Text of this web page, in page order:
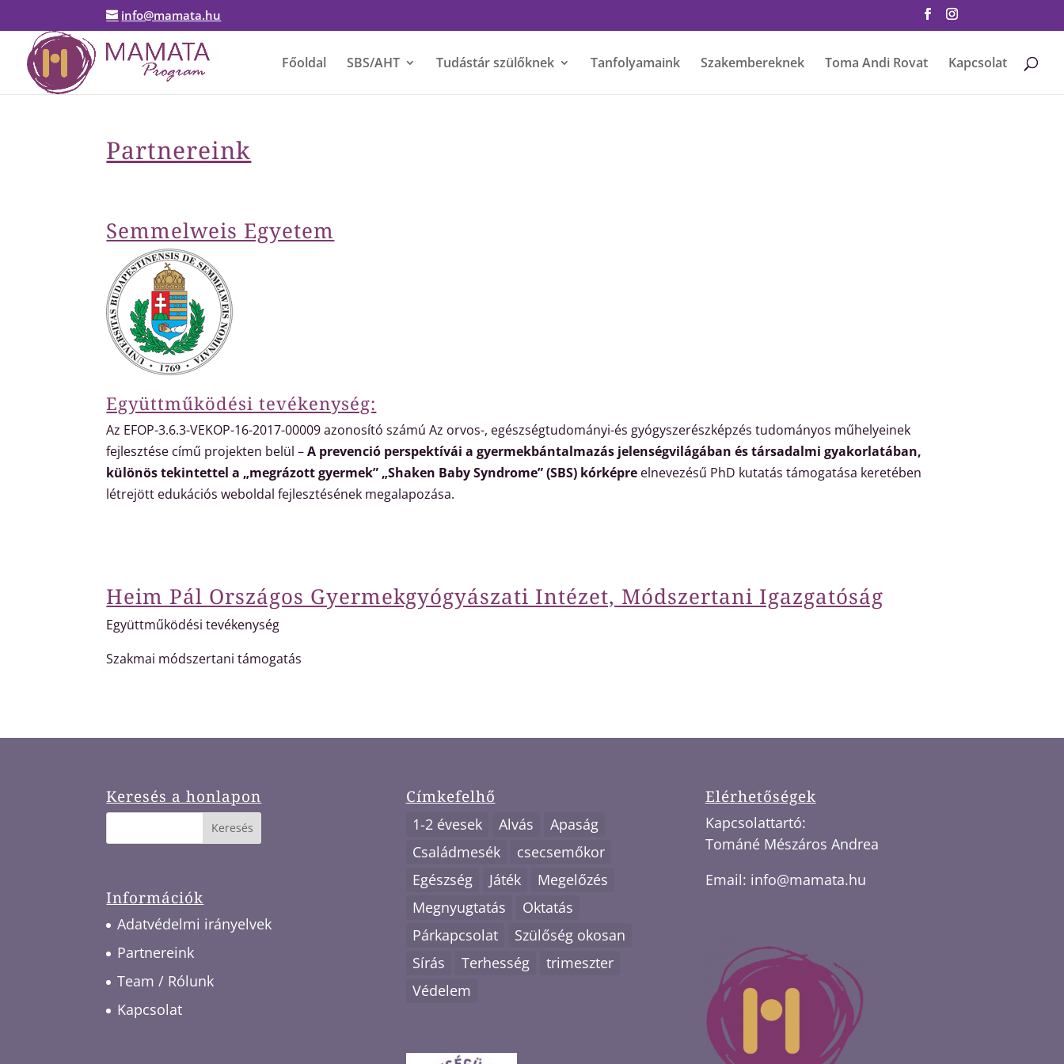
info@mamata.hu
Főoldal SBS/AHT Tudástár szülőknek Tanfolyamaink Szakembereknek Toma Andi Rovat Kapcsolat
Partnereink
Semmelweis Egyetem
Együttműködési tevékenység:
Az EFOP-3.6.3-VEKOP-16-2017-00009 azonosító számú Az orvos-, egészségtudományi-és gyógyszerészképzés tudományos műhelyeinek
fejlesztése című projekten belül –A prevenció perspektívái a gyermekbántalmazás jelenségvilágában és társadalmi gyakorlatában,
különös tekintettel a „megrázott gyermek” „Shaken Baby Syndrome” (SBS) kórképre elnevezésű PhD kutatás támogatása keretében
létrejött edukációs weboldal fejlesztésének megalapozása.
Heim Pál Országos Gyermekgyógyászati Intézet, Módszertani Igazgatóság
Együttműködési tevékenység
Szakmai módszertani támogatás
Keresés a honlapon
Információk
Adatvédelmi irányelvek
Partnereink
Team / Rólunk
Kapcsolat
Címkefelhő
1-2 évesek Alvás
Apaság
Családmesék
csecsemőkor
Egészség
Játék
Megelőzés
Megnyugtatás
Oktatás
Párkapcsolat
Szülőség okosan
Sírás
Terhesség
trimeszter
Védelem
Elérhetőségek
Kapcsolattartó:
Tománé Mészáros Andrea
Email: info@mamata.hu